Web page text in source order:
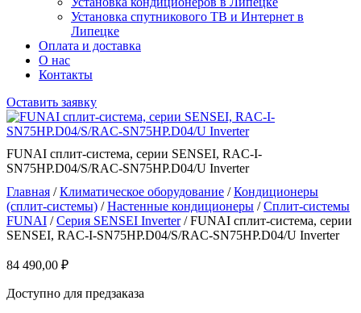
Установка спутникового ТВ и Интернет в
Липецке
Оплата и доставка
О нас
Контакты
Оставить заявку
FUNAI сплит-система, серии SENSEI, RAC-I-
SN75HP.D04/S/RAC-SN75HP.D04/U Inverter
Главная /Климатическое оборудование /Кондиционеры
(сплит-системы) /Настенные кондиционеры /Сплит-системы
FUNAI /Серия SENSEI Inverter/ FUNAI сплит-система, серии
SENSEI, RAC-I-SN75HP.D04/S/RAC-SN75HP.D04/U Inverter
84 490,00 ₽
Доступно для предзаказа